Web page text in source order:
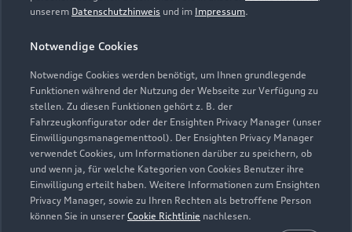
unserem Datenschutzhinweis und im Impressum.
Notwendige Cookies
Notwendige Cookies werden benötigt, um Ihnen grundlegende
Funktionen während der Nutzung der Webseite zur Verfügung zu
stellen. Zu diesen Funktionen gehört z. B. der
Fahrzeugkonfigurator oder der Ensighten Privacy Manager (unser
Einwilligungsmanagementtool). Der Ensighten Privacy Manager
verwendet Cookies, um Informationen darüber zu speichern, ob
und wenn ja, für welche Kategorien von Cookies Benutzer ihre
Einwilligung erteilt haben. Weitere Informationen zum Ensighten
Privacy Manager, sowie zu Ihren Rechten als betroffene Person
können Sie in unserer Cookie Richtlinie nachlesen.
Zur Inspektion
Zurück nach oben
Modelle